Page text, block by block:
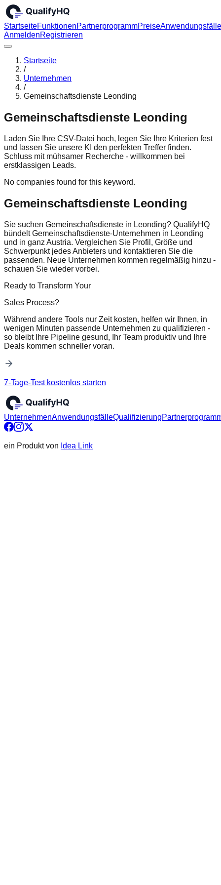
StartseiteFunktionenPartnerprogrammPreiseAnwendungsfälle
AnmeldenRegistrieren
Startseite
/
Unternehmen
/
Gemeinschaftsdienste Leonding
Gemeinschaftsdienste Leonding
Laden Sie Ihre CSV-Datei hoch, legen Sie Ihre Kriterien fest
und lassen Sie unsere KI den perfekten Treffer finden.
Schluss mit mühsamer Recherche - willkommen bei
erstklassigen Leads.
No companies found for this keyword.
Gemeinschaftsdienste Leonding
Sie suchen Gemeinschaftsdienste in Leonding? QualifyHQ
bündelt Gemeinschaftsdienste-Unternehmen in Leonding
und in ganz Austria. Vergleichen Sie Profil, Größe und
Schwerpunkt jedes Anbieters und kontaktieren Sie die
passenden. Neue Unternehmen kommen regelmäßig hinzu -
schauen Sie wieder vorbei.
Ready to Transform Your
Sales Process?
Während andere Tools nur Zeit kosten, helfen wir Ihnen, in
wenigen Minuten passende Unternehmen zu qualifizieren -
so bleibt Ihre Pipeline gesund, Ihr Team produktiv und Ihre
Deals kommen schneller voran.
7-Tage-Test kostenlos starten
UnternehmenAnwendungsfälleQualifizierung
ein Produkt von Idea Link